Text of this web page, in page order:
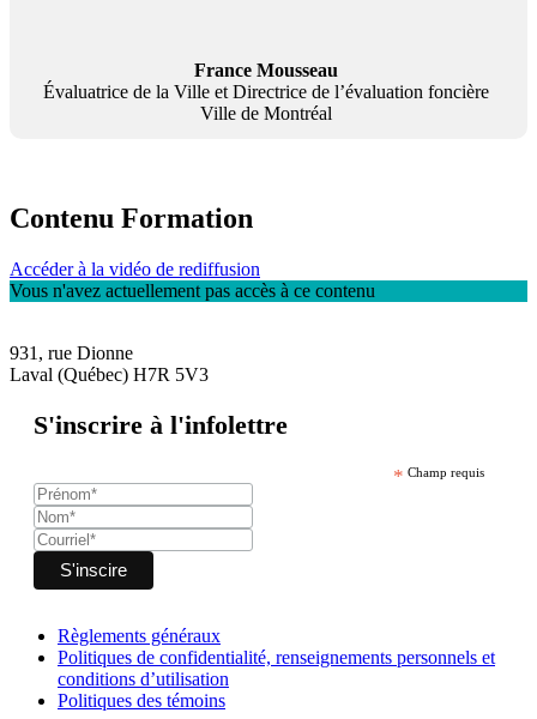
France Mousseau
Évaluatrice de la Ville et Directrice de l’évaluation foncière
Ville de Montréal
Contenu Formation
Accéder à la vidéo de rediffusion
Vous n'avez actuellement pas accès à ce contenu
931, rue Dionne
Laval (Québec) H7R 5V3
S'inscrire à l'infolettre
* Champ requis
Règlements généraux
Politiques de confidentialité, renseignements personnels et
conditions d’utilisation
Politiques des témoins